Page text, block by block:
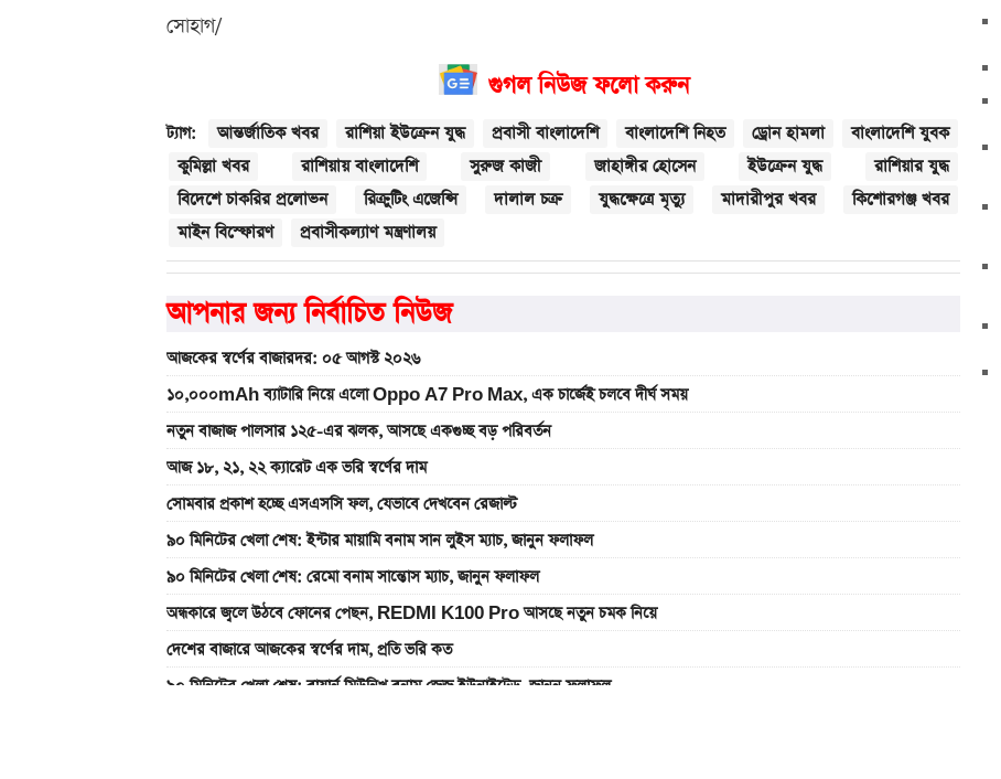
সোহাগ/
গুগল নিউজ ফলো করুন
ট্যাগ: আন্তর্জাতিক খবর রাশিয়া ইউক্রেন যুদ্ধ প্রবাসী বাংলাদেশি বাংলাদেশি নিহত ড্রোন হামলা
বাংলাদেশি যুবক
কুমিল্লা খবর
রাশিয়ায় বাংলাদেশি সুরুজ কাজী জাহাঙ্গীর হোসেন ইউক্রেন যুদ্ধ
রাশিয়ার যুদ্ধ
বিদেশে চাকরির প্রলোভন
রিক্রুটিং এজেন্সি দালাল চক্র যুদ্ধক্ষেত্রে মৃত্যু মাদারীপুর খবর
কিশোরগঞ্জ খবর
মাইন বিস্ফোরণ
প্রবাসীকল্যাণ মন্ত্রণালয়
আপনার জন্য নির্বাচিত নিউজ
আজকের স্বর্ণের বাজারদর: ০৫ আগস্ট ২০২৬
১০,০০০mAh ব্যাটারি নিয়ে এলো Oppo A7 Pro Max, এক চার্জেই চলবে দীর্ঘ সময়
নতুন বাজাজ পালসার ১২৫-এর ঝলক, আসছে একগুচ্ছ বড় পরিবর্তন
আজ ১৮, ২১, ২২ ক্যারেট এক ভরি স্বর্ণের দাম
সোমবার প্রকাশ হচ্ছে এসএসসি ফল, যেভাবে দেখবেন রেজাল্ট
৯০ মিনিটের খেলা শেষ: ইন্টার মায়ামি বনাম সান লুইস ম্যাচ, জানুন ফলাফল
৯০ মিনিটের খেলা শেষ: রেমো বনাম সান্তোস ম্যাচ, জানুন ফলাফল
অন্ধকারে জ্বলে উঠবে ফোনের পেছন, REDMI K100 Pro আসছে নতুন চমক নিয়ে
দেশের বাজারে আজকের স্বর্ণের দাম, প্রতি ভরি কত
৯০ মিনিটের খেলা শেষ: বায়ার্ন মিউনিখ বনাম জেজু ইউনাইটেড, জানুন ফলাফল